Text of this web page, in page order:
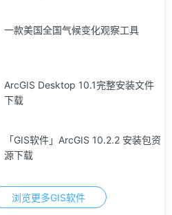
一款美国全国气候变化观察工具
ArcGIS Desktop 10.1完整安装文件
下载
「GIS软件」ArcGIS 10.2.2 安装包资
源下载
浏览更多GIS软件